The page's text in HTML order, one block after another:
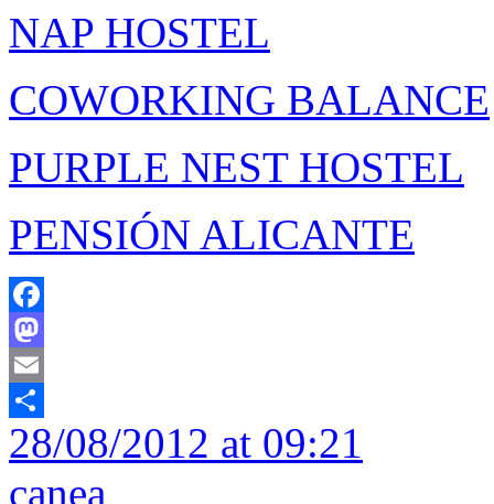
NAP HOSTEL
COWORKING BALANCE
PURPLE NEST HOSTEL
PENSIÓN ALICANTE
Facebook
Mastodon
Email
Compartir
28/08/2012 at 09:21
canea